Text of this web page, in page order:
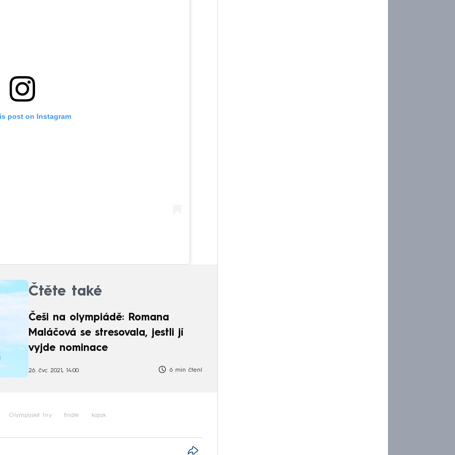
post on Instagram
Čtěte také
Češi na olympiádě: Romana
Maláčová se stresovala, jestli jí
vyjde nominace
26. čvc 2021, 14:00 6 min čtení
Olympijské hry finále kajak